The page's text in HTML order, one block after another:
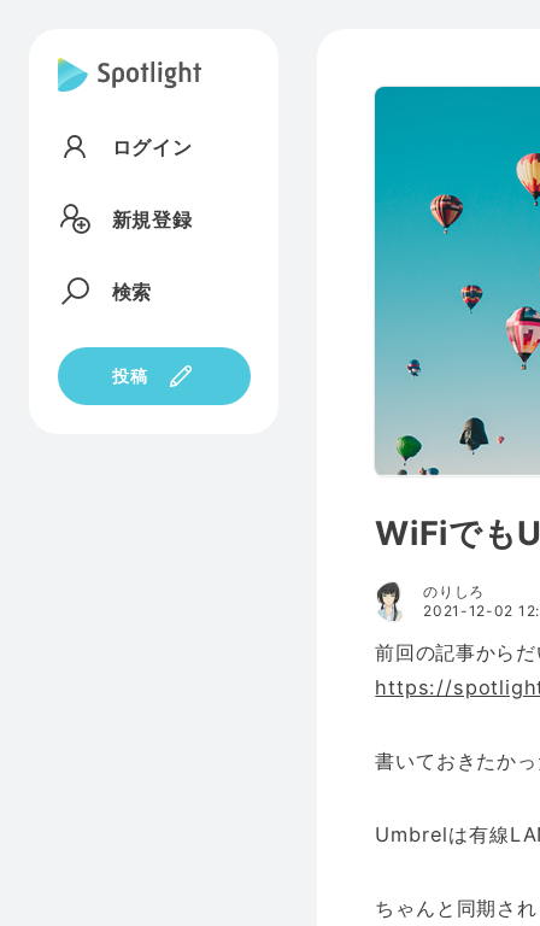
ログイン
新規登録
検索
投稿
WiFiでも
のりしろ
2021-12-02
前回の記事からだ
https://
書いておきたか
Umbrelは有線
ちゃんと同期さ